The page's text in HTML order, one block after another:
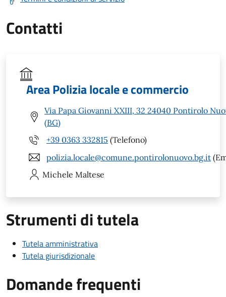
Contatti
Area Polizia locale e commercio
Via Papa Giovanni XXIII, 32 24040 Pontirolo
(BG)
+39 0363 332815 (Telefono)
polizia.locale@comune.pontirolonuovo.bg.it
Michele Maltese
Strumenti di tutela
Tutela amministrativa
Tutela giurisdizionale
Domande frequenti